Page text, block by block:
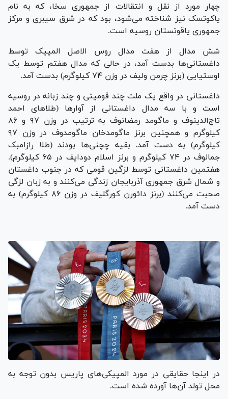
چهار مورد از نقل و انتقالات از جمهوری سخا، که به نام
یاکوتسک نیز شناخته می‌شود، بود که در شرق سیبری و مرکز
جمهوری یاقوتستان روسیه است.
شش مدال از هفت مدال روس الاصل المپیک توسط
داغستانی‌ها بدست آمد، در حالی که مدال هفتم توسط یک
اوستیایی (برنز چرمن ولیف در وزن ۷۴ کیلوگرم) بدست آمد.
داغستانی در واقع یک ملت چند قومیتی و چند زبانه در روسیه
است و با سه مدال داغستانی از آوار‌ها (طلا‌های احمد
تاج‌الدینوف و ماگومد رمضانوف به ترتیب در وزن ۹۷ و ۸۶
کیلوگرم و همچنین برنز ماگومدخان ماگومدوف در وزن ۹۷
کیلوگرم) به دست آمد. بقیه چچنی‌ها بودند (طلا رازامبک
جمالوف در ۷۴ کیلوگرم و برنز اسلام دودایف در ۶۵ کیلوگرم).
هفتمین داغستانی توسط لزگین قومی که در جنوب داغستان
و شمال شرق جمهوری آذربایجان زندگی می‌کنند و به زبان لزگی
صحبت می‌کنند (برنز دائورن کورگلیف در وزن ۸۶ کیلوگرم) به
دست آمد.
در اینجا حقایقی در مورد المپیکی‌های پاریس بدون توجه به
محل تولد آن‌ها آورده شده است.